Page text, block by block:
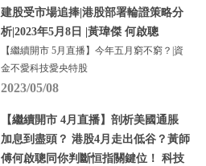
建股受市場追捧|港股部署輪證策略分
析|2023年5月8日 |黃瑋傑 何啟聰
【繼續開市 5月直播】今年五月窮不窮？|資
金不愛科技愛央特股
2023/05/08
【繼續開市 4月直播】剖析美國通脹
加息到盡頭？ 港股4月走出低谷？黃師
傅何啟聰同你判斷恒指關鍵位！ 科技